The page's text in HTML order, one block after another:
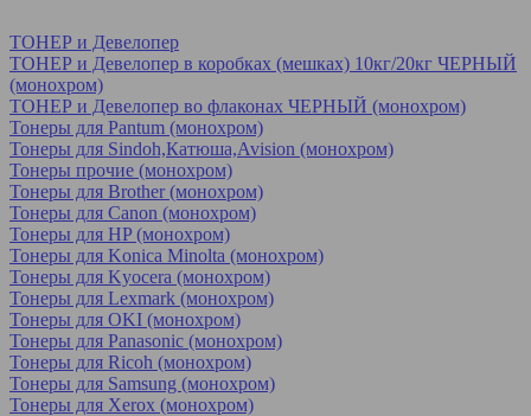
ТОНЕР и Девелопер
ТОНЕР и Девелопер в коробках (мешках) 10кг/20кг ЧЕРНЫЙ
(монохром)
ТОНЕР и Девелопер во флаконах ЧЕРНЫЙ (монохром)
Тонеры для Pantum (монохром)
Тонеры для Sindoh,Катюша,Avision (монохром)
Тонеры прочие (монохром)
Тонеры для Brother (монохром)
Тонеры для Canon (монохром)
Тонеры для HP (монохром)
Тонеры для Konica Minolta (монохром)
Тонеры для Kyocera (монохром)
Тонеры для Lexmark (монохром)
Тонеры для OKI (монохром)
Тонеры для Panasonic (монохром)
Тонеры для Ricoh (монохром)
Тонеры для Samsung (монохром)
Тонеры для Xerox (монохром)